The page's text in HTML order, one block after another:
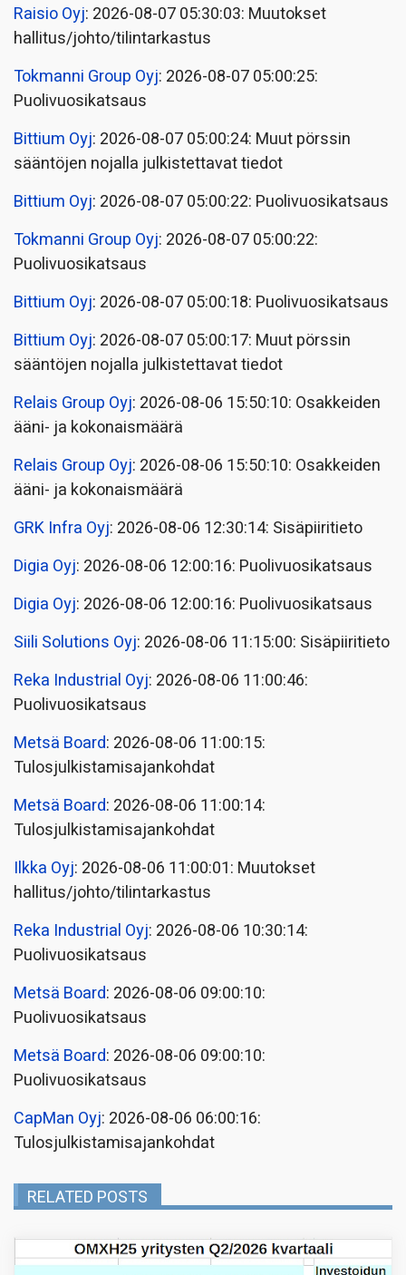
Raisio Oyj: 2026-08-07 05:30:03: Muutokset
hallitus/johto/tilintarkastus
Tokmanni Group Oyj: 2026-08-07 05:00:25:
Puolivuosikatsaus
Bittium Oyj: 2026-08-07 05:00:24: Muut pörssin
sääntöjen nojalla julkistettavat tiedot
Bittium Oyj: 2026-08-07 05:00:22: Puolivuosikatsaus
Tokmanni Group Oyj: 2026-08-07 05:00:22:
Puolivuosikatsaus
Bittium Oyj: 2026-08-07 05:00:18: Puolivuosikatsaus
Bittium Oyj: 2026-08-07 05:00:17: Muut pörssin
sääntöjen nojalla julkistettavat tiedot
Relais Group Oyj: 2026-08-06 15:50:10: Osakkeiden
ääni- ja kokonaismäärä
Relais Group Oyj: 2026-08-06 15:50:10: Osakkeiden
ääni- ja kokonaismäärä
GRK Infra Oyj: 2026-08-06 12:30:14: Sisäpiiritieto
Digia Oyj: 2026-08-06 12:00:16: Puolivuosikatsaus
Digia Oyj: 2026-08-06 12:00:16: Puolivuosikatsaus
Siili Solutions Oyj: 2026-08-06 11:15:00: Sisäpiiritieto
Reka Industrial Oyj: 2026-08-06 11:00:46:
Puolivuosikatsaus
Metsä Board: 2026-08-06 11:00:15:
Tulosjulkistamisajankohdat
Metsä Board: 2026-08-06 11:00:14:
Tulosjulkistamisajankohdat
Ilkka Oyj: 2026-08-06 11:00:01: Muutokset
hallitus/johto/tilintarkastus
Reka Industrial Oyj: 2026-08-06 10:30:14:
Puolivuosikatsaus
Metsä Board: 2026-08-06 09:00:10:
Puolivuosikatsaus
Metsä Board: 2026-08-06 09:00:10:
Puolivuosikatsaus
CapMan Oyj: 2026-08-06 06:00:16:
Tulosjulkistamisajankohdat
RELATED POSTS